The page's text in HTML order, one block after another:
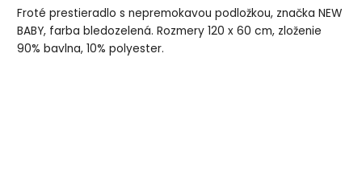
Froté prestieradlo s nepremokavou podložkou, značka NEW
BABY, farba bledozelená. Rozmery 120 x 60 cm, zloženie
90% bavlna, 10% polyester.